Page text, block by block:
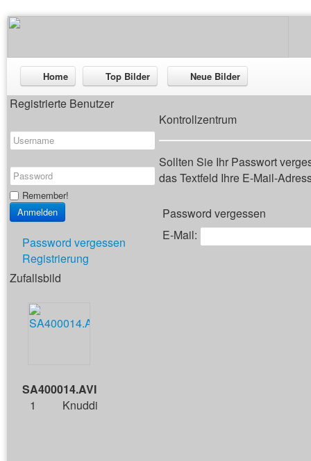
Home Top Bilder Neue Bilder
Registrierte Benutzer
Remember!
Password vergessen
Registrierung
Zufallsbild
SA400014.AVI
1
Knuddi
Kontrollzentrum
Sollten Sie Ihr Passwort
das Textfeld Ihre E-Mail-
Password vergessen
E-Mail: